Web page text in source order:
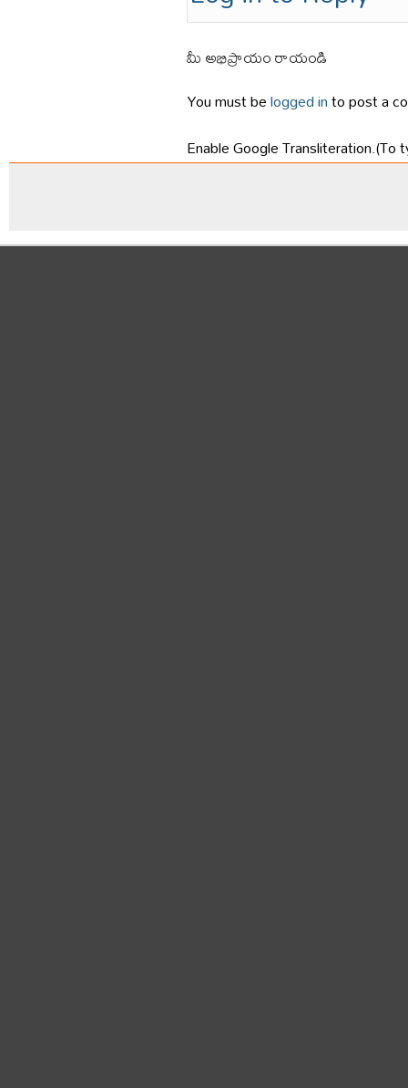
మీ అభిప్రాయం రాయండి
You must belogged into post a
Enable Google